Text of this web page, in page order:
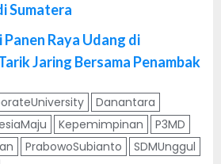
Sumatera
Raya Udang di
Jaring Bersama Penambak
Danantara
Kepemimpinan
P3MD
PrabowoSubianto
SDMUnggul